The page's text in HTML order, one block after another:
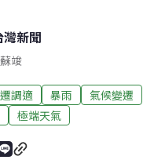
灣新聞
竣
調適 暴雨
氣候變遷
極端天氣